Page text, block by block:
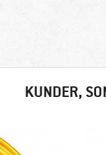
KUNDER,